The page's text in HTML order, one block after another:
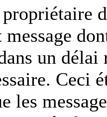
un
Ceci
les